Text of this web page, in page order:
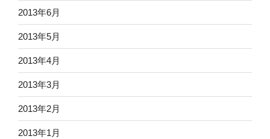
2013年6月
2013年5月
2013年4月
2013年3月
2013年2月
2013年1月